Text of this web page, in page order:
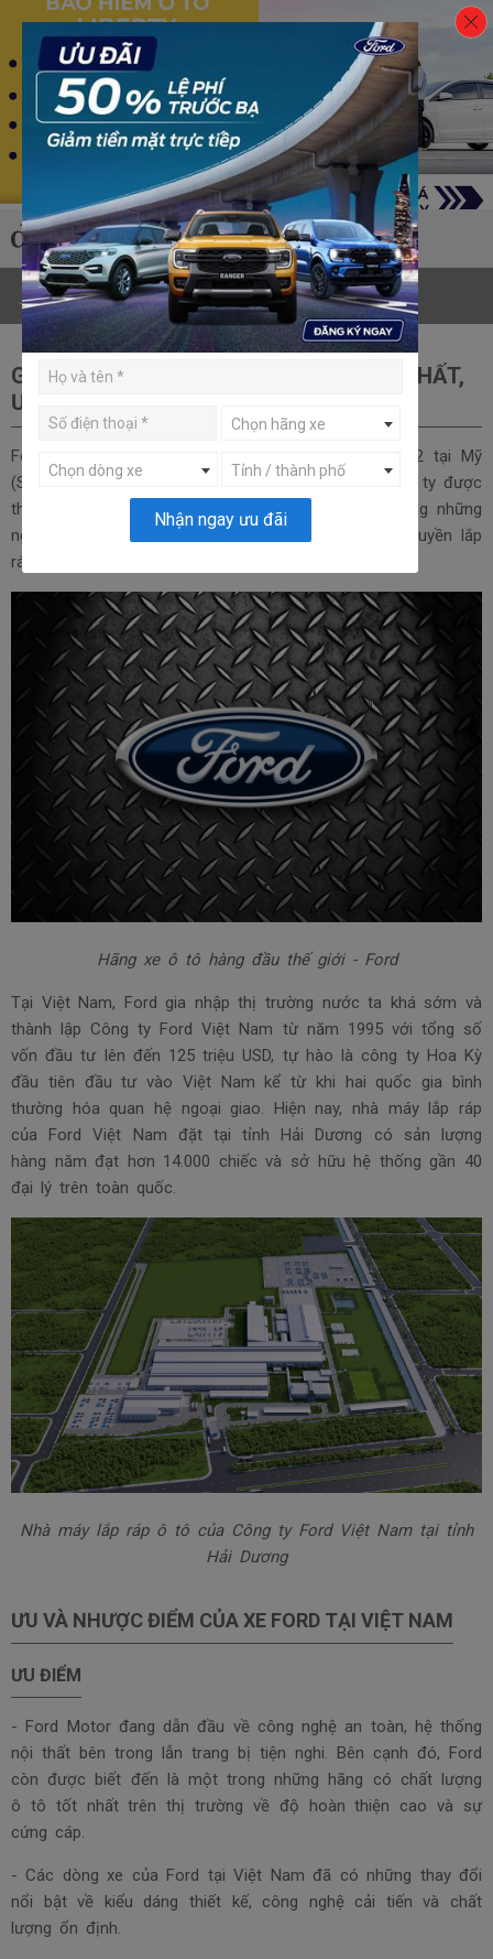
Trang chủ Đánh giá Bảo hiểm Menu
GIÁ XE FORD 2024 & KHUYẾN MÃI MỚI NHẤT,
ƯU NHƯỢC ĐIỂM CỦA TỪNG DÒNG XE
Ford Motor là một hãng sản xuất xe hơi lớn thứ 2 tại Mỹ
(Sau General Motors) và có thâm niên lâu đời. Công ty được
thành lập vào năm 1903 bởi Henry Ford - một trong những
người đầu tiên áp dụng thành công sản xuất dây chuyền lắp
ráp trong ngành công nghiệp ô tô.
Hãng xe ô tô hàng đầu thế giới - Ford
Tại Việt Nam, Ford gia nhập thị trường nước ta khá sớm và
thành lập Công ty Ford Việt Nam từ năm 1995 với tổng số
vốn đầu tư lên đến 125 triệu USD, tự hào là công ty Hoa Kỳ
đầu tiên đầu tư vào Việt Nam kể từ khi hai quốc gia bình
thường hóa quan hệ ngoại giao. Hiện nay, nhà máy lắp ráp
của Ford Việt Nam đặt tại tỉnh Hải Dương có sản lượng
hàng năm đạt hơn 14.000 chiếc và sở hữu hệ thống gần 40
đại lý trên toàn quốc.
Nhà máy lắp ráp ô tô của Công ty Ford Việt Nam tại tỉnh
Hải Dương
ƯU VÀ NHƯỢC ĐIỂM CỦA XE FORD TẠI VIỆT NAM
ƯU ĐIỂM
- Ford Motor đang dẫn đầu về công nghệ an toàn, hệ thống
nội thất bên trong lẫn trang bị tiện nghi. Bên cạnh đó, Ford
còn được biết đến là một trong những hãng có chất lượng
ô tô tốt nhất trên thị trường về độ hoàn thiện cao và sự
cứng cáp.
- Các dòng xe của Ford tại Việt Nam đã có những thay đổi
nổi bật về kiểu dáng thiết kế, công nghệ cải tiến và chất
lượng ổn định.
Chọn hãng xe
Chọn dòng xe Tỉnh / thành phố
Nhận ngay ưu đãi